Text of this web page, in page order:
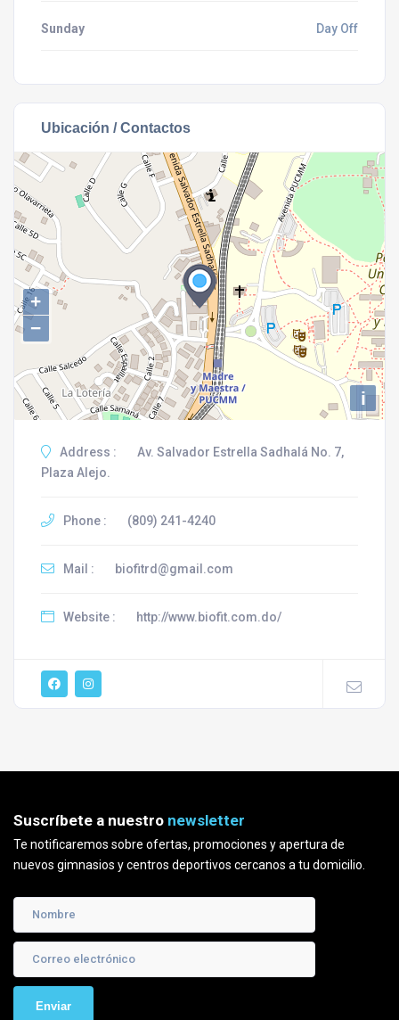
Sunday Day Off
Ubicación / Contactos
+
−
i
Address :
Av. Salvador Estrella Sadhalá No. 7,
Plaza Alejo.
Phone : (809) 241-4240
Mail : biofitrd@gmail.com
Website : http://www.biofit.com.do/
Suscríbete a nuestro newsletter
Te notificaremos sobre ofertas, promociones y apertura de
nuevos gimnasios y centros deportivos cercanos a tu domicilio.